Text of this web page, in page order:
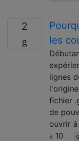
2
les
lignes
fichier
de
ouvrir
10